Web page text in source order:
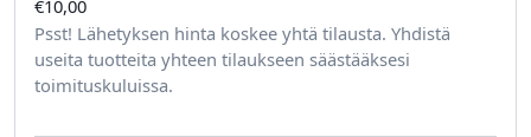
€10,00
Psst! Lähetyksen hinta koskee yhtä tilausta. Yhdistä
useita tuotteita yhteen tilaukseen säästääksesi
toimituskuluissa.